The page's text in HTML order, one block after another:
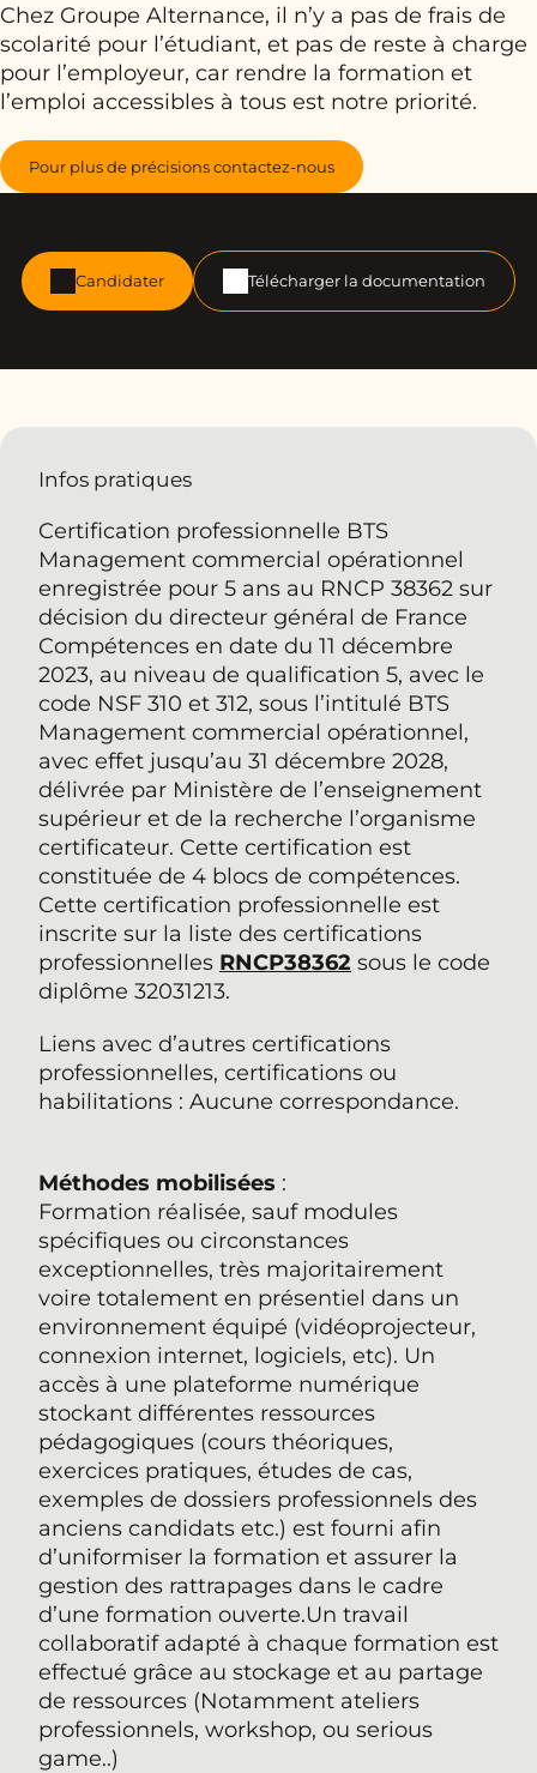
Chez Groupe Alternance, il n’y a pas de frais de
scolarité pour l’étudiant, et pas de reste à charge
pour l’employeur, car rendre la formation et
l’emploi accessibles à tous est notre priorité.
Pour plus de précisions contactez-nous
Candidater Télécharger la documentation
Infos pratiques
Certification professionnelle BTS
Management commercial opérationnel
enregistrée pour 5 ans au RNCP 38362 sur
décision du directeur général de France
Compétences en date du 11 décembre
2023, au niveau de qualification 5, avec le
code NSF 310 et 312, sous l’intitulé BTS
Management commercial opérationnel,
avec effet jusqu’au 31 décembre 2028,
délivrée par Ministère de l’enseignement
supérieur et de la recherche l’organisme
certificateur. Cette certification est
constituée de 4 blocs de compétences.
Cette certification professionnelle est
inscrite sur la liste des certifications
professionnelles RNCP38362 sous le code
diplôme 32031213.
Liens avec d’autres certifications
professionnelles, certifications ou
habilitations : Aucune correspondance.
Méthodes mobilisées :
Formation réalisée, sauf modules
spécifiques ou circonstances
exceptionnelles, très majoritairement
voire totalement en présentiel dans un
environnement équipé (vidéoprojecteur,
connexion internet, logiciels, etc). Un
accès à une plateforme numérique
stockant différentes ressources
pédagogiques (cours théoriques,
exercices pratiques, études de cas,
exemples de dossiers professionnels des
anciens candidats etc.) est fourni afin
d’uniformiser la formation et assurer la
gestion des rattrapages dans le cadre
d’une formation ouverte.Un travail
collaboratif adapté à chaque formation est
effectué grâce au stockage et au partage
de ressources (Notamment ateliers
professionnels, workshop, ou serious
game..)